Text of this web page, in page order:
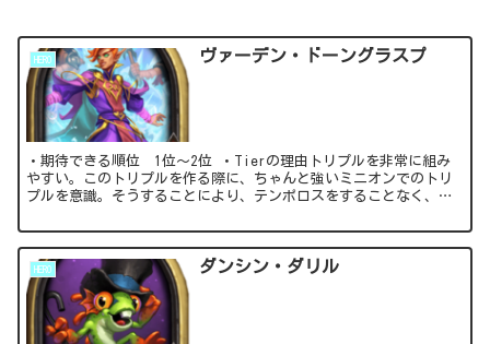
HERO ヴァーデン・ドーングラスプ
・期待できる順位 1位～2位 ・Tierの理由トリプルを非常に組み
やすい。このトリプルを作る際に、ちゃんと強いミニオンでのトリ
プルを意識。そうすることにより、テンポロスをすることなく、優
HERO ダンシン・ダリル